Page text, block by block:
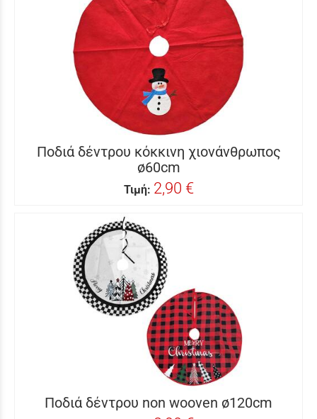
Ποδιά δέντρου κόκκινη χιονάνθρωπος
ø60cm
Τιμή: 2,90 €
Ποδιά δέντρου non wooven ø120cm